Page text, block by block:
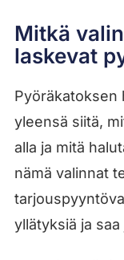
Mitkä
laskevat
Pyöräkatoksen
yleensä siitä,
alla ja mitä
nämä valinnat
yllätyksiä ja